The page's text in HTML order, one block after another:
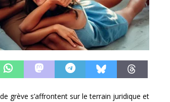
grève s’affrontent sur le terrain juridique et